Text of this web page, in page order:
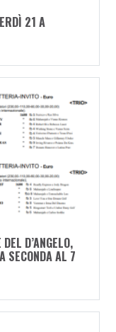
21 A
D’ANGELO,
SECONDA AL 7